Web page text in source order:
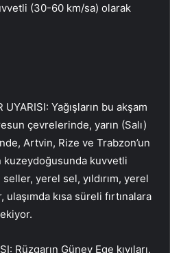
(30-60 km/sa) olarak
UYARISI: Yağışların bu akşam
çevrelerinde, yarın (Salı)
Artvin, Rize ve Trabzon’un
kuzeydoğusunda kuvvetli
yerel sel, yıldırım, yerel
kısa süreli fırtınalara
Rüzgarın Güney Ege kıyıları,